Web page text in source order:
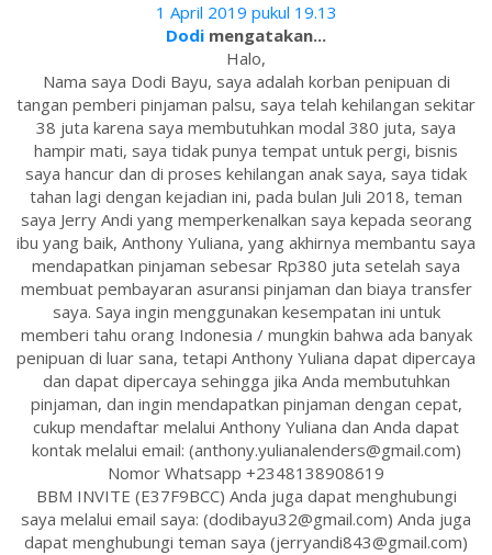
1 April 2019 pukul 19.13
Dodi mengatakan...
Halo,
Nama saya Dodi Bayu, saya adalah korban penipuan di
tangan pemberi pinjaman palsu, saya telah kehilangan sekitar
38 juta karena saya membutuhkan modal 380 juta, saya
hampir mati, saya tidak punya tempat untuk pergi, bisnis
saya hancur dan di proses kehilangan anak saya, saya tidak
tahan lagi dengan kejadian ini, pada bulan Juli 2018, teman
saya Jerry Andi yang memperkenalkan saya kepada seorang
ibu yang baik, Anthony Yuliana, yang akhirnya membantu saya
mendapatkan pinjaman sebesar Rp380 juta setelah saya
membuat pembayaran asuransi pinjaman dan biaya transfer
saya. Saya ingin menggunakan kesempatan ini untuk
memberi tahu orang Indonesia / mungkin bahwa ada banyak
penipuan di luar sana, tetapi Anthony Yuliana dapat dipercaya
dan dapat dipercaya sehingga jika Anda membutuhkan
pinjaman, dan ingin mendapatkan pinjaman dengan cepat,
cukup mendaftar melalui Anthony Yuliana dan Anda dapat
kontak melalui email: (anthony.yulianalenders@gmail.com)
Nomor Whatsapp +2348138908619
BBM INVITE (E37F9BCC) Anda juga dapat menghubungi
saya melalui email saya: (dodibayu32@gmail.com) Anda juga
dapat menghubungi teman saya (jerryandi843@gmail.com)